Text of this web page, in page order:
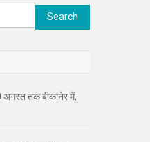
Search
अगस्त तक बीकानेर में,